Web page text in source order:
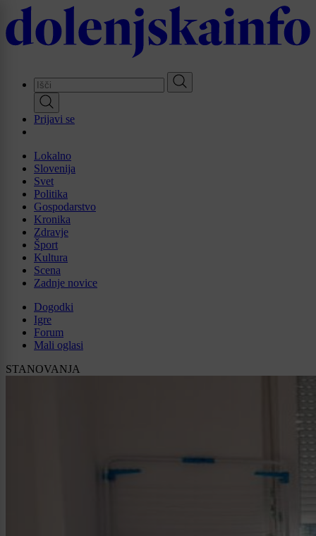
Skip
to
main
Prijavi se
Lokalno
Slovenija
Svet
Politika
Gospodarstvo
Kronika
Zdravje
Šport
Kultura
Scena
Zadnje novice
Dogodki
Igre
Forum
Mali oglasi
STANOVANJA